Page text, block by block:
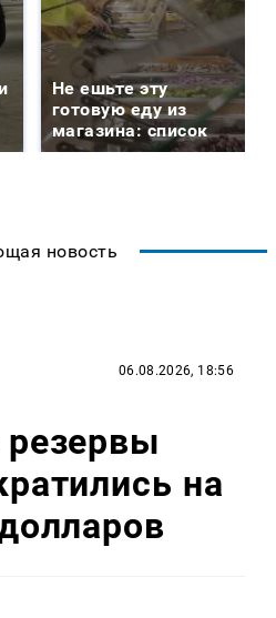
Не ешьте эту
готовую еду из
магазина: список
новость
06.08.2026, 18:56
на